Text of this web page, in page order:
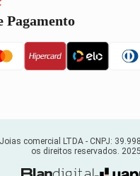
Pagamento
comercial LTDA - CNPJ:
os direitos reservados. 2025